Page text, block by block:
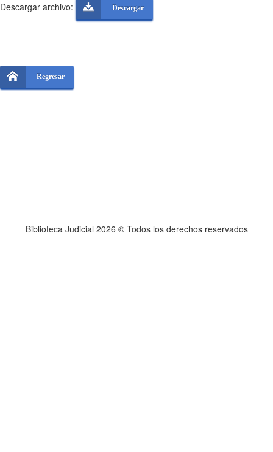
Descargar archivo: Descargar
Regresar
Biblioteca Judicial 2026 © Todos los derechos reservados